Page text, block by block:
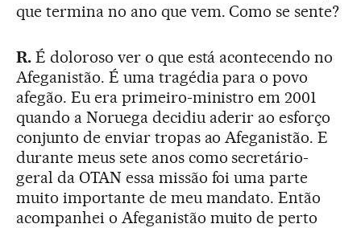
que termina no ano que vem. Como se sente?
R.É doloroso ver o que está acontecendo no
Afeganistão. É uma tragédia para o povo
afegão. Eu era primeiro-ministro em 2001
quando a Noruega decidiu aderir ao esforço
conjunto de enviar tropas ao Afeganistão. E
durante meus sete anos como secretário-
geral da OTAN essa missão foi uma parte
muito importante de meu mandato. Então
acompanhei o Afeganistão muito de perto